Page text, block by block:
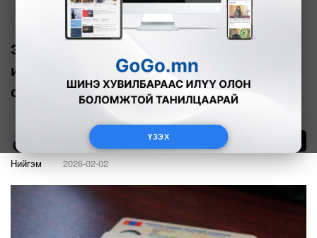
ҮЗЭХ
Энэ онд 25, 45 нас хүрч буй иргэд
иргэний үнэмлэхээ 30 хоногийн дотор
сунгуулах ёстой
Нийгэм 2026-02-02